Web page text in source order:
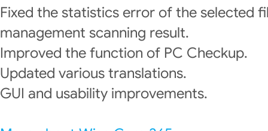
Fixed the statistics error of the selected
management scanning result.
Improved the function of PC Checkup.
Updated various translations.
GUI and usability improvements.